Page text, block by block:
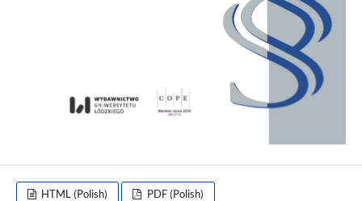
HTML (Polish) PDF (Polish)